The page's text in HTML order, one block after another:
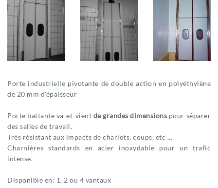
Porte industrielle pivotante de double action en polyéthylène
de 20 mm d'épaisseur
Porte battante va-et-vient de grandes dimensions pour séparer
des salles de travail.
Très résistant aux impacts de chariots, coups, etc ...
Charnières standards en acier inoxydable pour un trafic
intense.
Disponible en: 1, 2 ou 4 vantaux